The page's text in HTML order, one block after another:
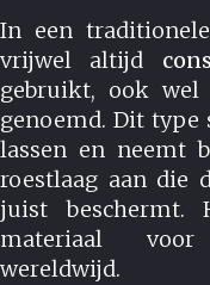
In een
vrijwel altijd
gebruikt, ook wel
genoemd. Dit type
lassen en neemt
roestlaag aan die
juist beschermt.
materiaal voor
wereldwijd.